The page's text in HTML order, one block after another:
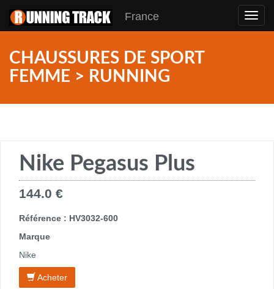
France
CHAUSSURES DE SPORT
FEMME > RUNNING
Nike Pegasus Plus
144.0 €
Référence : HV3032-600
Marque
Nike
Acheter